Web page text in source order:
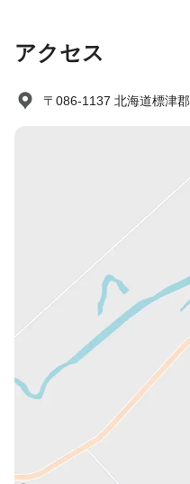
アクセス
〒086-1137 北海道標津